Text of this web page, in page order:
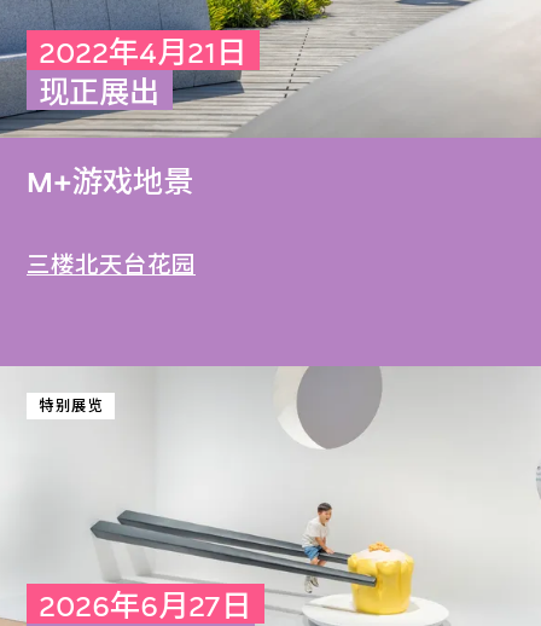
2022年4月21日
现正展出
M+游戏地景
三楼北天台花园
特别展览
2026年6月27日